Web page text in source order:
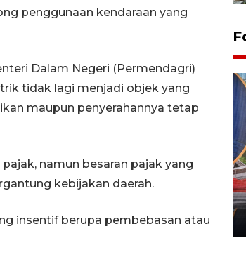
penggunaan kendaraan yang
Dalam Negeri (Permendagri)
tidak lagi menjadi objek yang
maupun penyerahannya tetap
namun besaran pajak yang
kebijakan daerah.
insentif berupa pembebasan atau
Komisi V DPR tinjau
perlintasan sebidang di
12 Juni 2026 18:49